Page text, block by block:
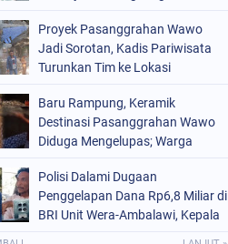
Proyek Pasanggrahan Wawo
Jadi Sorotan, Kadis Pariwisata
Turunkan Tim ke Lokasi
Baru Rampung, Keramik
Destinasi Pasanggrahan Wawo
Diduga Mengelupas; Warga
Juta
Polisi Dalami Dugaan
Penggelapan Dana Rp6,8 Miliar di
BRI Unit Wera-Ambalawi, Kepala